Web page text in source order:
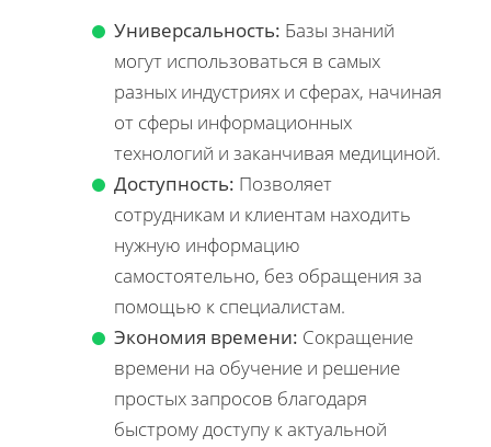
Универсальность: Базы знаний
могут использоваться в самых
разных индустриях и сферах, начиная
от сферы информационных
технологий и заканчивая медициной.
Доступность: Позволяет
сотрудникам и клиентам находить
нужную информацию
самостоятельно, без обращения за
помощью к специалистам.
Экономия времени: Сокращение
времени на обучение и решение
простых запросов благодаря
быстрому доступу к актуальной